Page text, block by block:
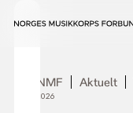
Om NMF Aktuelt
2026
⠀